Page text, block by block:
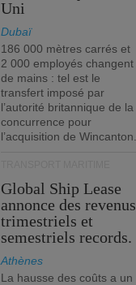
Uni
Dubaï
186 000 mètres carrés et
2 000 employés changent
de mains : tel est le
transfert imposé par
l’autorité britannique de la
concurrence pour
l’acquisition de Wincanton.
Global Ship Lease
annonce des revenus
trimestriels et
semestriels records.
Athènes
La hausse des coûts a un